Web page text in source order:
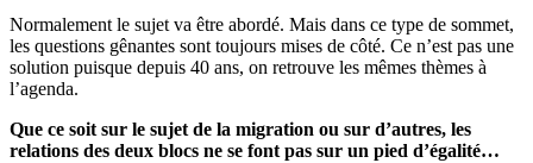
Normalement le sujet va être abordé. Mais dans ce type de sommet,
les questions gênantes sont toujours mises de côté. Ce n’est pas une
solution puisque depuis 40 ans, on retrouve les mêmes thèmes à
l’agenda.
Que ce soit sur le sujet de la migration ou sur d’autres, les
relations des deux blocs ne se font pas sur un pied d’égalité…